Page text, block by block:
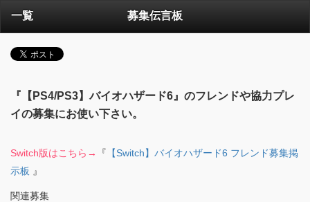
一覧 募集伝言板
『【PS4/PS3】バイオハザード6』のフレンドや協力プレ
イの募集にお使い下さい。
Switch版はこちら→ 『 【Switch】バイオハザード6 フレンド募集掲
示板 』
関連募集